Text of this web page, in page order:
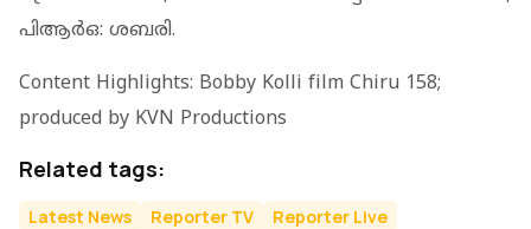
പിആര്‍ഒ: ശബരി.
Content Highlights: Bobby Kolli film Chiru 158;
produced by KVN Productions
Related tags:
Latest News Reporter TV
Reporter Live